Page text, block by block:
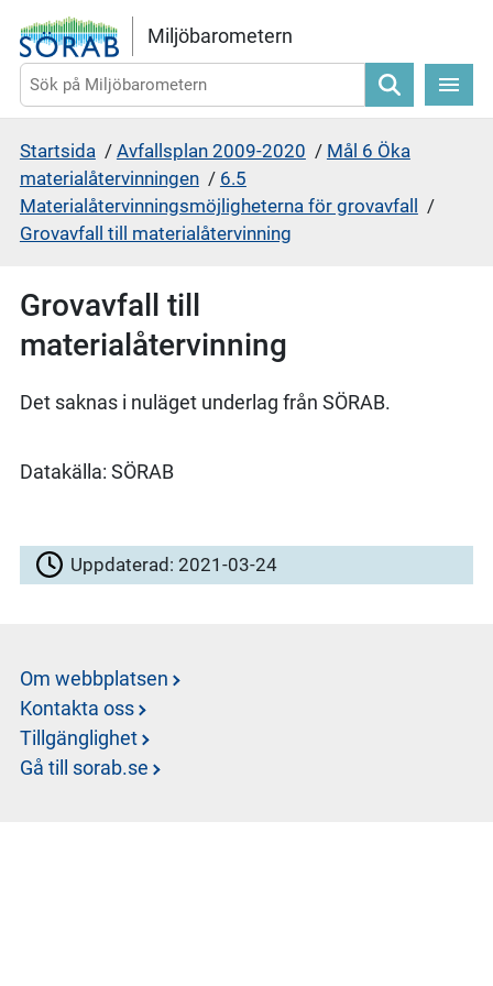
Gå direkt till sidans innehåll
Miljöbarometern
Sök
Startsida / Avfallsplan 2009-2020 / Mål 6 Öka
materialåtervinningen / 6.5
Materialåtervinningsmöjligheterna för grovavfall /
Grovavfall till materialåtervinning
Grovavfall till
materialåtervinning
Det saknas i nuläget underlag från SÖRAB.
Datakälla: SÖRAB
Uppdaterad:2021-03-24
Om webbplatsen
Kontakta oss
Tillgänglighet
Gå till sorab.se